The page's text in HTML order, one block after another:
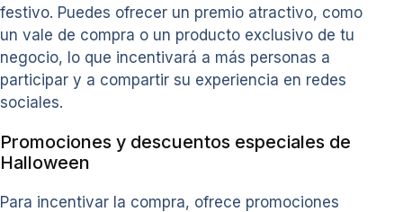
festivo. Puedes ofrecer un premio atractivo, como
un vale de compra o un producto exclusivo de tu
negocio, lo que incentivará a más personas a
participar y a compartir su experiencia en redes
sociales.
Promociones y descuentos especiales de
Halloween
Para incentivar la compra, ofrece promociones